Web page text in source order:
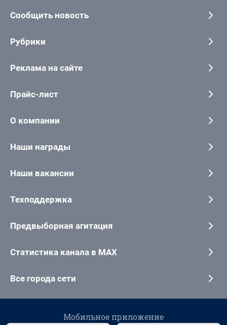
Сообщить новость
Рубрики
Реклама на сайте
Прайс-лист
О компании
Наши награды
Наши вакансии
Техподдержка
Предвыборная агитация
Статистика канала в MAX
Все города сети
Мобильное приложение